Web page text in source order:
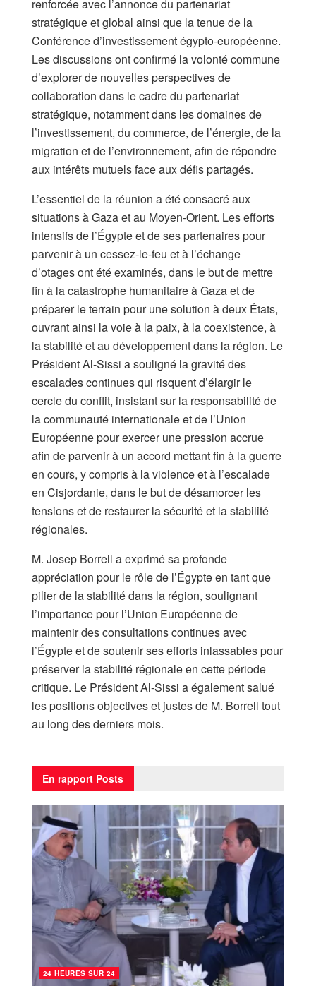
renforcée avec l’annonce du partenariat
stratégique et global ainsi que la tenue de la
Conférence d’investissement égypto-européenne.
Les discussions ont confirmé la volonté commune
d’explorer de nouvelles perspectives de
collaboration dans le cadre du partenariat
stratégique, notamment dans les domaines de
l’investissement, du commerce, de l’énergie, de la
migration et de l’environnement, afin de répondre
aux intérêts mutuels face aux défis partagés.
L’essentiel de la réunion a été consacré aux
situations à Gaza et au Moyen-Orient. Les efforts
intensifs de l’Égypte et de ses partenaires pour
parvenir à un cessez-le-feu et à l’échange
d’otages ont été examinés, dans le but de mettre
fin à la catastrophe humanitaire à Gaza et de
préparer le terrain pour une solution à deux États,
ouvrant ainsi la voie à la paix, à la coexistence, à
la stabilité et au développement dans la région. Le
Président Al-Sissi a souligné la gravité des
escalades continues qui risquent d’élargir le
cercle du conflit, insistant sur la responsabilité de
la communauté internationale et de l’Union
Européenne pour exercer une pression accrue
afin de parvenir à un accord mettant fin à la guerre
en cours, y compris à la violence et à l’escalade
en Cisjordanie, dans le but de désamorcer les
tensions et de restaurer la sécurité et la stabilité
régionales.
M. Josep Borrell a exprimé sa profonde
appréciation pour le rôle de l’Égypte en tant que
pilier de la stabilité dans la région, soulignant
l’importance pour l’Union Européenne de
maintenir des consultations continues avec
l’Égypte et de soutenir ses efforts inlassables pour
préserver la stabilité régionale en cette période
critique. Le Président Al-Sissi a également salué
les positions objectives et justes de M. Borrell tout
au long des derniers mois.
En rapport Posts
24 HEURES SUR 24